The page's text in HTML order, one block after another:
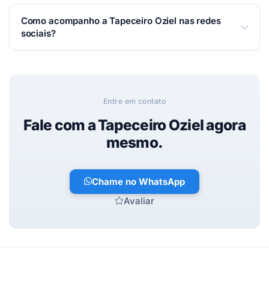
Você pode falar com a Tapeceiro Oziel por
WhatsApp, telefone ou e-mail — é só usar os botões
Como acompanho a Tapeceiro Oziel nas redes
sociais?
Entre em contato
Fale com a Tapeceiro Oziel agora
mesmo.
Chame no WhatsApp
Avaliar